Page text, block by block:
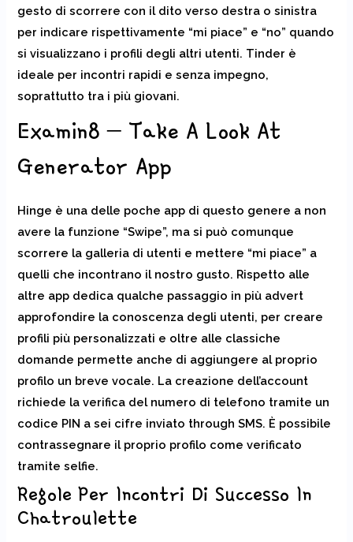
gesto di scorrere con il dito verso destra o sinistra
per indicare rispettivamente “mi piace” e “no” quando
si visualizzano i profili degli altri utenti. Tinder è
ideale per incontri rapidi e senza impegno,
soprattutto tra i più giovani.
Examin8 – Take A Look At
Generator App
Hinge è una delle poche app di questo genere a non
avere la funzione “Swipe”, ma si può comunque
scorrere la galleria di utenti e mettere “mi piace” a
quelli che incontrano il nostro gusto. Rispetto alle
altre app dedica qualche passaggio in più advert
approfondire la conoscenza degli utenti, per creare
profili più personalizzati e oltre alle classiche
domande permette anche di aggiungere al proprio
profilo un breve vocale. La creazione dell’account
richiede la verifica del numero di telefono tramite un
codice PIN a sei cifre inviato through SMS. È possibile
contrassegnare il proprio profilo come verificato
tramite selfie.
Regole Per Incontri Di Successo In
Chatroulette